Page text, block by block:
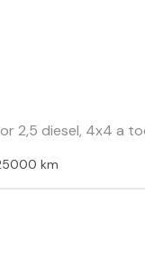
2,5 diesel, 4x4 a
km